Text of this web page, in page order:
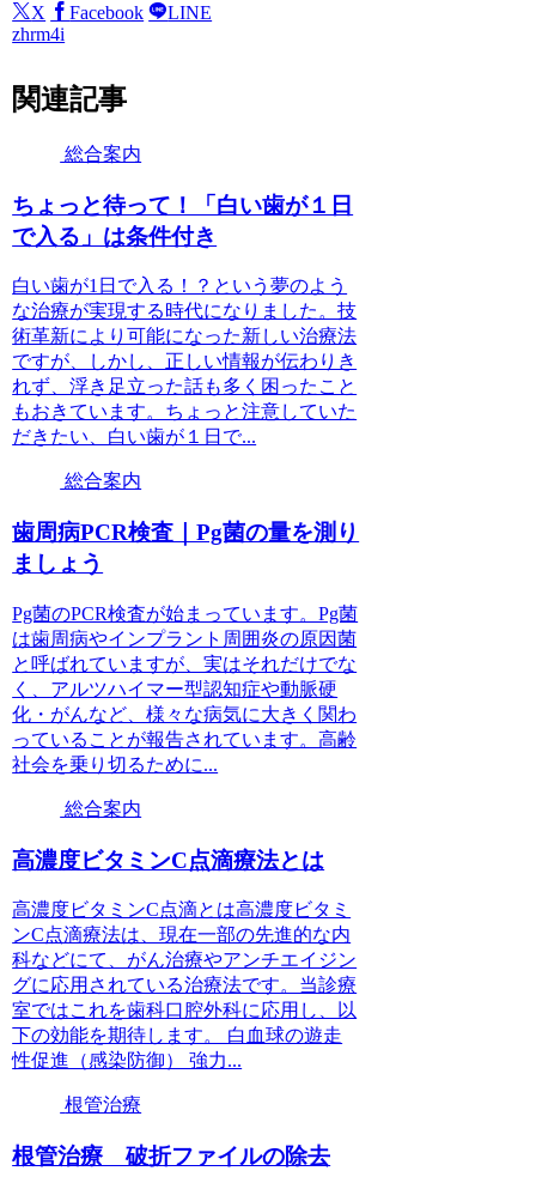
X
Facebook
LINE
zhrm4i
関連記事
総合案内
ちょっと待って！「白い歯が１日
で入る」は条件付き
白い歯が1日で入る！？という夢のよう
な治療が実現する時代になりました。技
術革新により可能になった新しい治療法
ですが、しかし、正しい情報が伝わりき
れず、浮き足立った話も多く困ったこと
もおきています。ちょっと注意していた
だきたい、白い歯が１日で...
総合案内
歯周病PCR検査｜Pg菌の量を測り
ましょう
Pg菌のPCR検査が始まっています。Pg菌
は歯周病やインプラント周囲炎の原因菌
と呼ばれていますが、実はそれだけでな
く、アルツハイマー型認知症や動脈硬
化・がんなど、様々な病気に大きく関わ
っていることが報告されています。高齢
社会を乗り切るために...
総合案内
高濃度ビタミンC点滴療法とは
高濃度ビタミンC点滴とは高濃度ビタミ
ンC点滴療法は、現在一部の先進的な内
科などにて、がん治療やアンチエイジン
グに応用されている治療法です。当診療
室ではこれを歯科口腔外科に応用し、以
下の効能を期待します。 白血球の遊走
性促進（感染防御） 強力...
根管治療
根管治療 破折ファイルの除去